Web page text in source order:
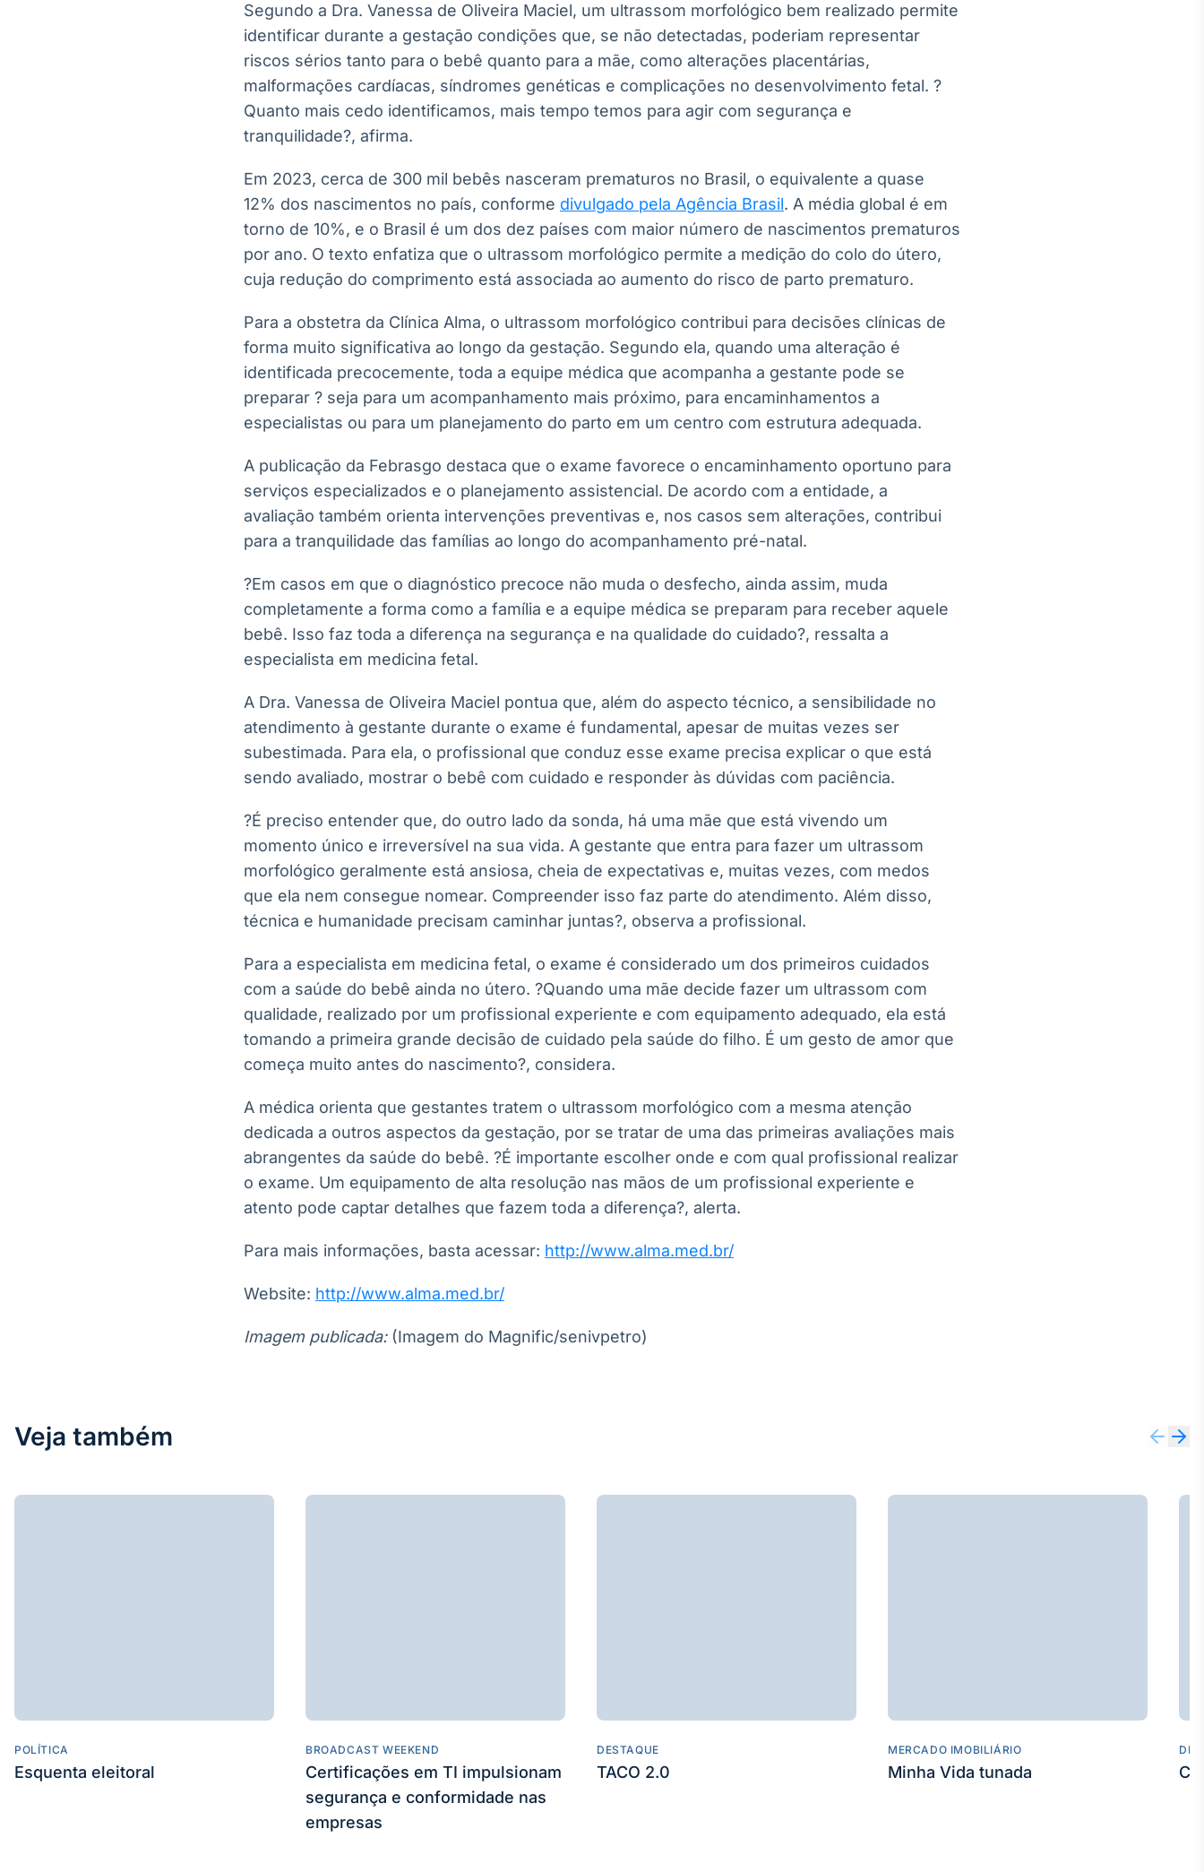
Segundo a Dra. Vanessa de Oliveira Maciel, um ultrassom morfológico bem realizado permite
identificar durante a gestação condições que, se não detectadas, poderiam representar
riscos sérios tanto para o bebê quanto para a mãe, como alterações placentárias,
malformações cardíacas, síndromes genéticas e complicações no desenvolvimento fetal. ?
Quanto mais cedo identificamos, mais tempo temos para agir com segurança e
tranquilidade?, afirma.
Em 2023, cerca de 300 mil bebês nasceram prematuros no Brasil, o equivalente a quase
12% dos nascimentos no país, conforme divulgado pela Agência Brasil. A média global é em
torno de 10%, e o Brasil é um dos dez países com maior número de nascimentos prematuros
por ano. O texto enfatiza que o ultrassom morfológico permite a medição do colo do útero,
cuja redução do comprimento está associada ao aumento do risco de parto prematuro.
Para a obstetra da Clínica Alma, o ultrassom morfológico contribui para decisões clínicas de
forma muito significativa ao longo da gestação. Segundo ela, quando uma alteração é
identificada precocemente, toda a equipe médica que acompanha a gestante pode se
preparar ? seja para um acompanhamento mais próximo, para encaminhamentos a
especialistas ou para um planejamento do parto em um centro com estrutura adequada.
A publicação da Febrasgo destaca que o exame favorece o encaminhamento oportuno para
serviços especializados e o planejamento assistencial. De acordo com a entidade, a
avaliação também orienta intervenções preventivas e, nos casos sem alterações, contribui
para a tranquilidade das famílias ao longo do acompanhamento pré-natal.
?Em casos em que o diagnóstico precoce não muda o desfecho, ainda assim, muda
completamente a forma como a família e a equipe médica se preparam para receber aquele
bebê. Isso faz toda a diferença na segurança e na qualidade do cuidado?, ressalta a
especialista em medicina fetal.
A Dra. Vanessa de Oliveira Maciel pontua que, além do aspecto técnico, a sensibilidade no
atendimento à gestante durante o exame é fundamental, apesar de muitas vezes ser
subestimada. Para ela, o profissional que conduz esse exame precisa explicar o que está
sendo avaliado, mostrar o bebê com cuidado e responder às dúvidas com paciência.
?É preciso entender que, do outro lado da sonda, há uma mãe que está vivendo um
momento único e irreversível na sua vida. A gestante que entra para fazer um ultrassom
morfológico geralmente está ansiosa, cheia de expectativas e, muitas vezes, com medos
que ela nem consegue nomear. Compreender isso faz parte do atendimento. Além disso,
técnica e humanidade precisam caminhar juntas?, observa a profissional.
Para a especialista em medicina fetal, o exame é considerado um dos primeiros cuidados
com a saúde do bebê ainda no útero. ?Quando uma mãe decide fazer um ultrassom com
qualidade, realizado por um profissional experiente e com equipamento adequado, ela está
tomando a primeira grande decisão de cuidado pela saúde do filho. É um gesto de amor que
começa muito antes do nascimento?, considera.
A médica orienta que gestantes tratem o ultrassom morfológico com a mesma atenção
dedicada a outros aspectos da gestação, por se tratar de uma das primeiras avaliações mais
abrangentes da saúde do bebê. ?É importante escolher onde e com qual profissional realizar
o exame. Um equipamento de alta resolução nas mãos de um profissional experiente e
atento pode captar detalhes que fazem toda a diferença?, alerta.
Para mais informações, basta acessar: http://www.alma.med.br/
Website: http://www.alma.med.br/
Imagem publicada:(Imagem do Magnific/senivpetro)
Veja também
POLÍTICA
Esquenta eleitoral
BROADCAST WEEKEND
Certificações em TI impulsionam
segurança e conformidade nas
empresas
DESTAQUE
TACO 2.0
MERCADO IMOBILIÁRIO
Minha Vida tunada